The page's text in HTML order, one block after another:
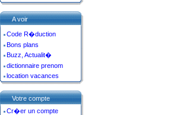
A voir
Code R�duction
Bons plans
Buzz, Actualit�
dictionnaire prenom
location vacances
Votre compte
Cr�er un compte